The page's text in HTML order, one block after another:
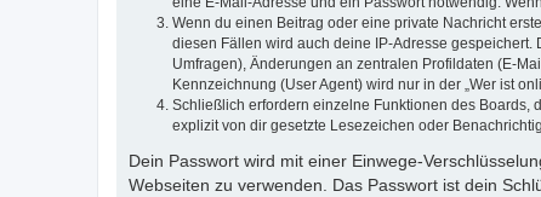
Wenn du einen Beitrag oder eine private Nachricht
diesen Fällen wird auch deine IP-Adresse
Umfragen), Änderungen an zentralen Profildaten (E-
Kennzeichnung (User Agent) wird nur in der „Wer ist
Schließlich erfordern einzelne Funktionen des Boards,
explizit von dir gesetzte Lesezeichen oder
Dein Passwort wird mit einer Einwege-
Webseiten zu verwenden. Das Passwort ist dein